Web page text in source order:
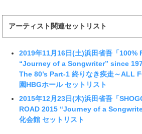
アーティスト関連セットリスト
2019年11月16日(土)浜田省吾「100%
“Journey of a Songwriter” since
The 80’s Part-1 終りなき疾走～ALL
園HBGホール セットリスト
2015年12月23日(木)浜田省吾「
ROAD 2015 “Journey of a
化会館 セットリスト